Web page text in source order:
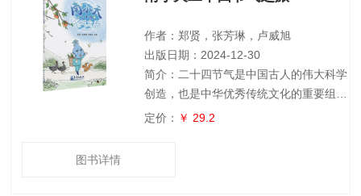
效、早期预警技术和防灾减灾体制机制建
设的发展历程及
作者：郑贤，张芳琳，卢威旭
出版日期：2024-12-30
简介：二十四节气是中国古人的伟大科学
创造，也是中华优秀传统文化的重要组成
部分。本书以南小天这一卡通人物形象为
定价： ￥ 29.2
图书详情